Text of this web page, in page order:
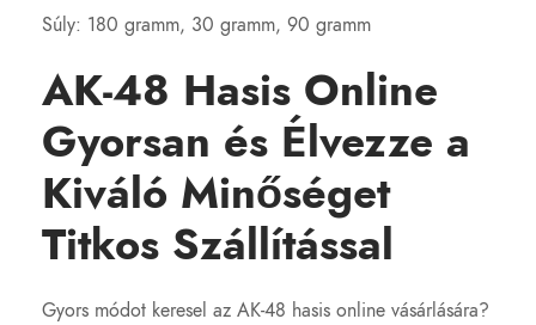
Súly: 180 gramm, 30 gramm, 90 gramm
AK-48 Hasis Online
Gyorsan és Élvezze a
Kiváló Minőséget
Titkos Szállítással
Gyors módot keresel az AK-48 hasis online vásárlására?